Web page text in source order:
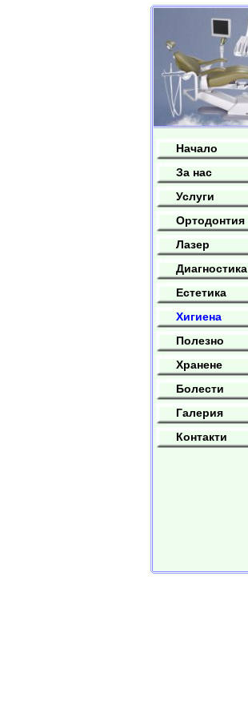
Начало
За нас
Услуги
Ортодонтия
Лазер
Диагностика
Естетика
Хигиена
Полезно
Хранене
Болести
Галерия
Контакти